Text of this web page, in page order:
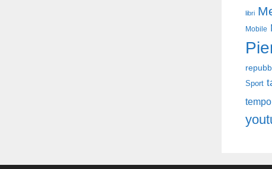
libri
Mobile
Sport
tempo